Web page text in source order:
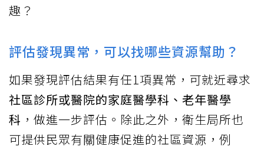
趣？
評估發現異常，可以找哪些資源幫助？
如果發現評估結果有任1項異常，可就近尋求
社區診所或醫院的家庭醫學科、老年醫學
科 ，做進一步評估。除此之外，衛生局所也
可提供民眾有關健康促進的社區資源，例